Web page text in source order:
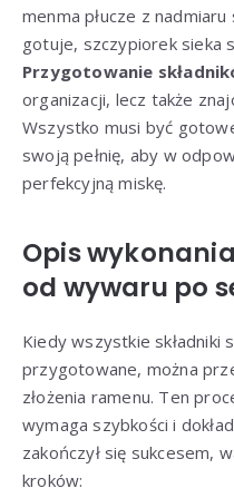
menma płucze z
gotuje, szczypiorek sieka
Przygotowanie
organizacji, lecz także
Wszystko musi być
swoją pełnię, aby w
perfekcyjną miskę.
Opis
od wywaru po
Kiedy wszystkie składniki
przygotowane, można
złożenia ramenu. Ten
wymaga szybkości i
zakończył się sukcesem,
kroków: